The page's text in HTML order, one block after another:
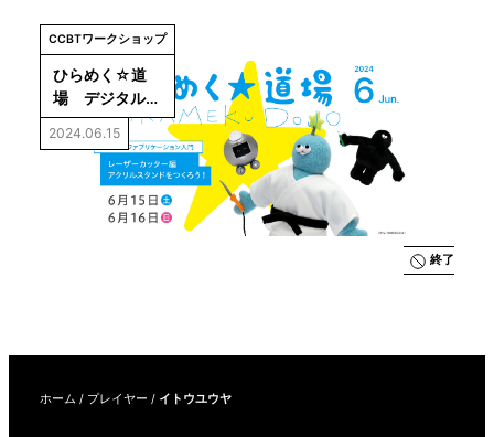
だろう？
CCBTワークショップ
ひらめく☆道
場　デジタル
ファブリケー
ション入門
2024.06.15
終了
ホーム / プレイヤー / イトウユウヤ